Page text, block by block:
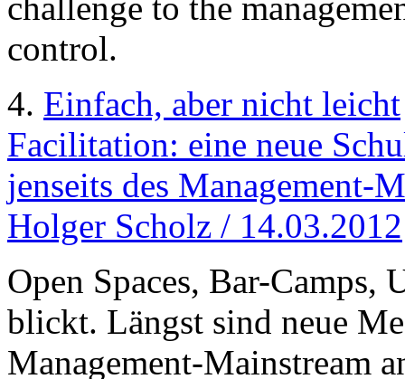
control.
4. Einfach, aber nicht leicht
Facilitation: eine neue
jenseits des Management-
Holger Scholz / 14.03.2012
Open Spaces, Bar-Camps,
blickt. Längst sind neue
Management-Mainstream